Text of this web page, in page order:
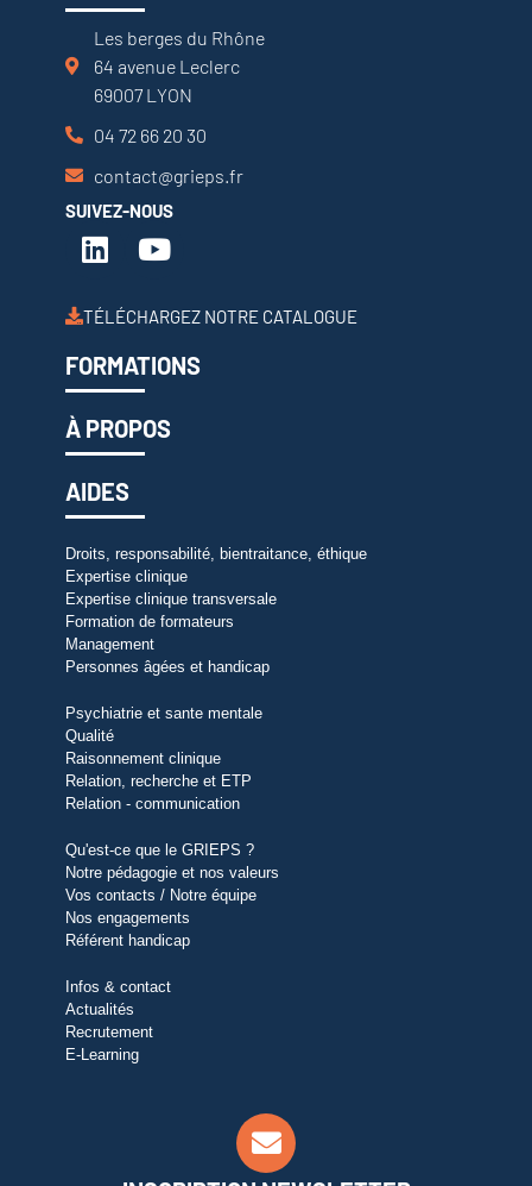
Les berges du Rhône
64 avenue Leclerc
69007 LYON
04 72 66 20 30
contact@grieps.fr
SUIVEZ-NOUS
TÉLÉCHARGEZ NOTRE CATALOGUE
FORMATIONS
À PROPOS
AIDES
Droits, responsabilité, bientraitance, éthique
Expertise clinique
Expertise clinique transversale
Formation de formateurs
Management
Personnes âgées et handicap
Psychiatrie et sante mentale
Qualité
Raisonnement clinique
Relation, recherche et ETP
Relation - communication
Qu'est-ce que le GRIEPS ?
Notre pédagogie et nos valeurs
Vos contacts / Notre équipe
Nos engagements
Référent handicap
Infos & contact
Actualités
Recrutement
E-Learning